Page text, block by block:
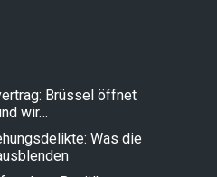
Brüssel öffnet
wir…
Was die